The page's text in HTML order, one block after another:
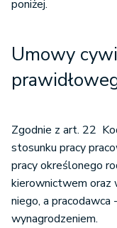
Schematy
Schematy
podmiot
poniżej.
Umowy
Zgodnie z art. 22
stosunku pracy
pracy określonego
kierownictwem oraz
niego, a pracodawca
wynagrodzeniem.